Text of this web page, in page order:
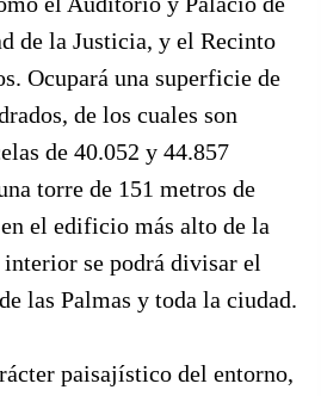
de la Justicia, y el Recinto
Ocupará una superficie de
de los cuales son
de 40.052 y 44.857
torre de 151 metros de
el edificio más alto de la
se podrá divisar el
las Palmas y toda la ciudad.
paisajístico del entorno,